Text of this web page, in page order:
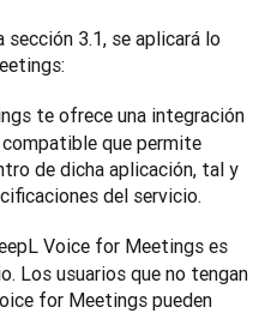
3.1, se aplicará lo
te ofrece una integración
que permite
de dicha aplicación, tal y
del servicio.
Voice for Meetings es
Los usuarios que no tengan
for Meetings pueden